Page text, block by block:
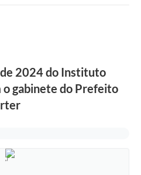
2024 do Instituto
gabinete do Prefeito